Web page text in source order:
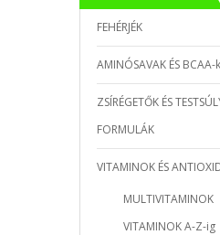
FEHÉRJÉK
AMINÓSAVAK ÉS BCAA-k
ZSÍRÉGETŐK ÉS
FORMULÁK
VITAMINOK ÉS
MULTIVITAMINOK
VITAMINOK A-Z-ig